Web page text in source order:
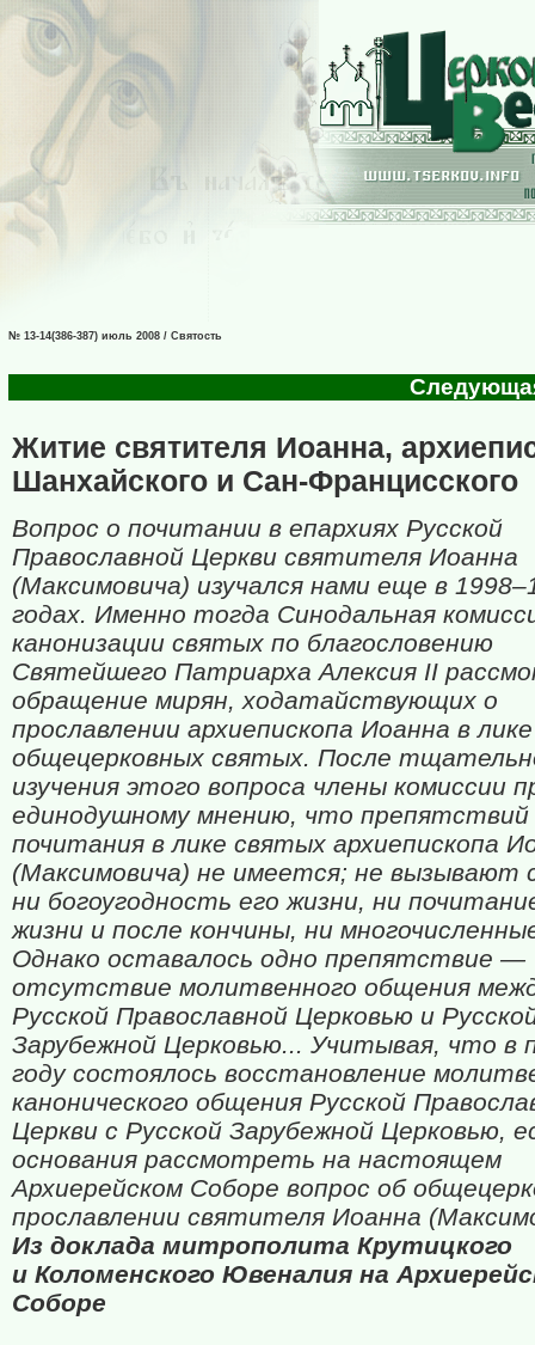
№ 13-14(386-387) июль 2008 / Святость
Житие святителя Иоанна,
Шанхайского и Сан-Францисского
Вопрос о почитании в епархиях Русской
Православной Церкви святителя Иоанна
(Максимовича) изучался нами еще в
годах. Именно тогда Синодальная
канонизации святых по благословению
Святейшего Патриарха Алексия II
обращение мирян, ходатайствующих о
прославлении архиепископа Иоанна в лике
общецерковных святых. После
изучения этого вопроса члены комиссии
единодушному мнению, что препятствий
почитания в лике святых архиепископа
(Максимовича) не имеется; не вызывают
ни богоугодность его жизни, ни
жизни и после кончины, ни
Однако оставалось одно препятствие —
отсутствие молитвенного общения
Русской Православной Церковью и
Зарубежной Церковью... Учитывая, что в
году состоялось восстановление
канонического общения Русской
Церкви с Русской Зарубежной Церковью,
основания рассмотреть на настоящем
Архиерейском Соборе вопрос об
прославлении святителя Иоанна
Из доклада митрополита Крутицкого
и Коломенского Ювеналия на
Соборе